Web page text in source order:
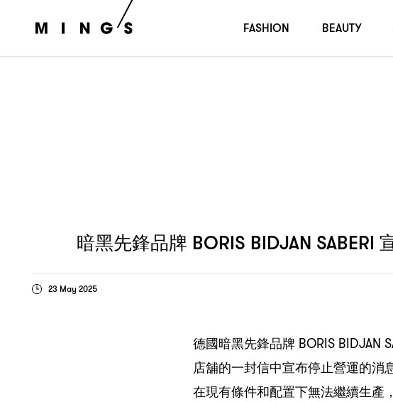
暗黑先鋒品牌 BORIS BIDJAN SABERI
23 May 2025
德國暗黑先鋒品牌 BORIS BIDJAN
店舖的一封信中宣布停止營運的消
在現有條件和配置下無法繼續生產 ，
FASHION BEAUTY
暗黑先鋒品牌BORIS BIDJAN SABERI